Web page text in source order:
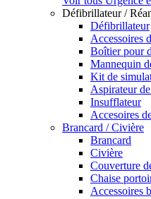
Défibrillateur /
Défibrillateur
Accessoires
Boîtier pour
Mannequin
Kit de
Aspirateur
Insufflateur
Accesoires
Brancard / Civière
Brancard
Civière
Couverture
Chaise
Accessoires